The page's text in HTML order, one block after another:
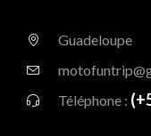
Guadeloupe
Téléphone :